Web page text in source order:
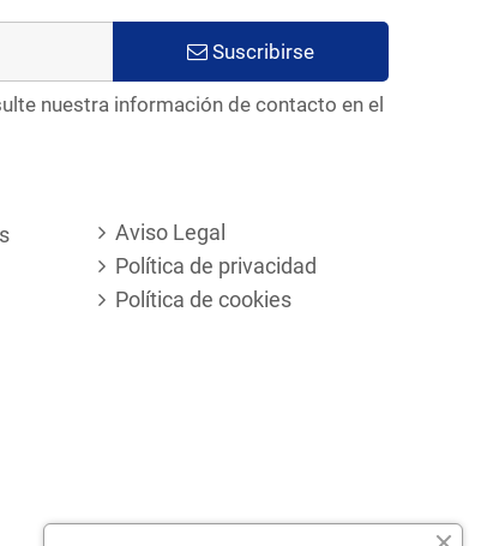
Suscribirse
nuestra información de contacto en el
Aviso Legal
Política de privacidad
Política de cookies